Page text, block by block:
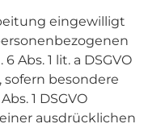
eingewilligt
Abs. 1 lit. a DSGVO
sofern besondere
1 DSGVO
ausdrücklichen